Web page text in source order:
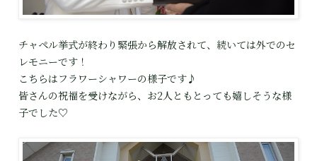
チャペル挙式が終わり緊張から解放されて、続いては外でのセ
レモニーです！
こちらはフラワーシャワーの様子です♪
皆さんの祝福を受けながら、お2人ともとっても嬉しそうな様
子でした♡